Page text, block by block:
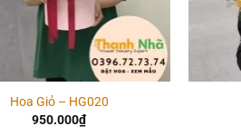
Hoa Giỏ – HG020
950.000₫